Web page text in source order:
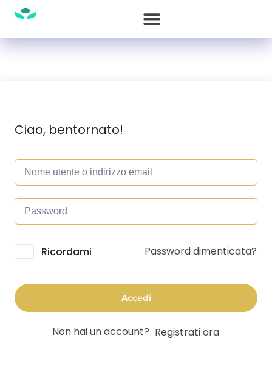
Ciao, bentornato!
Alternative:
Ricordami Password dimenticata?
Accedi
Non hai un account? Registrati ora